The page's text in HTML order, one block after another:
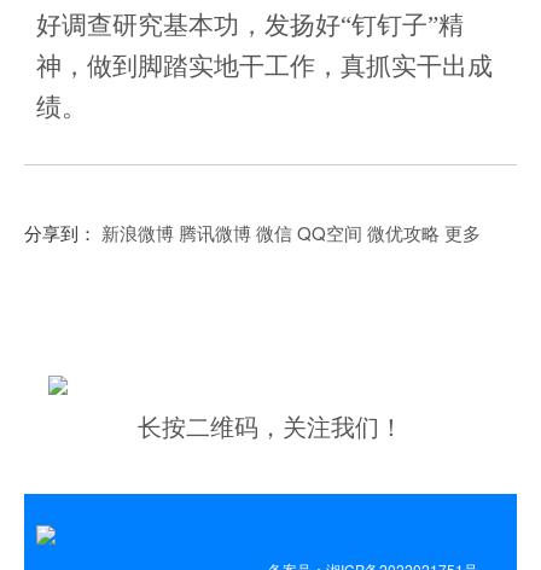
好调查研究基本功，发扬好“钉钉子”精
神，做到脚踏实地干工作，真抓实干出成
绩。
分享到： 新浪微博 腾讯微博微信QQ空间 微优攻略 更多
长按二维码，关注我们！